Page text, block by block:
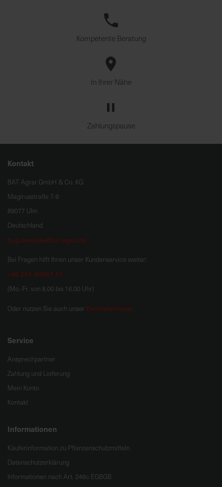
Kompetente Beratung
In Ihrer Nähe
Zahlungspause
Kontakt
BAT Agrar GmbH & Co. KG
Magirusstraße 7-9
89077 Ulm
Deutschland
hug.zentrale@bat-agrar.de
Bei Fragen hilft Ihnen unser Kundenservice weiter:
+49 251 60957 47
(Mo.-Fr. von 8.00 bis 16.00 Uhr)
Oder nutzen Sie auch unser Onlineformular.
Service
Ansprechpartner
Zahlung und Lieferung
Mein Konto
Kontakt
Informationen
Käuferinformation zu Pflanzenschutzmitteln
Datenschutzerklärung
Informationen nach Art. 246c EGBGB